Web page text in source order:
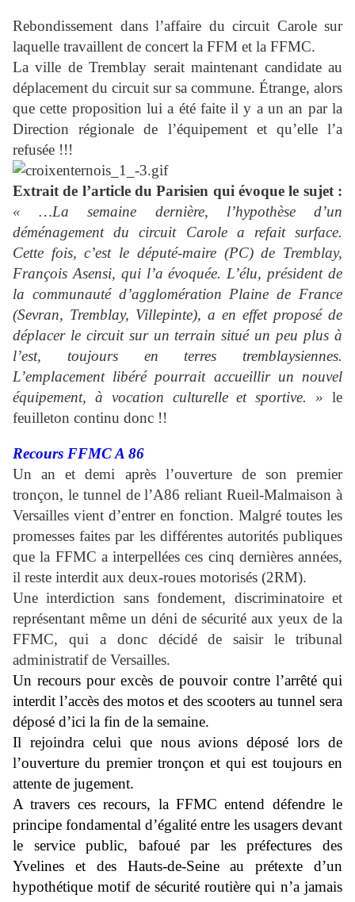
Rebondissement dans l’affaire du circuit Carole sur
laquelle travaillent de concert la FFM et la FFMC.
La ville de Tremblay serait maintenant candidate au
déplacement du circuit sur sa commune. Étrange, alors
que cette proposition lui a été faite il y a un an par la
Direction régionale de l’équipement et qu’elle l’a
refusée !!!
Extrait de l’article du Parisien qui évoque le sujet :
« …La semaine dernière, l’hypothèse d’un
déménagement du circuit Carole a refait surface.
Cette fois, c’est le député-maire (PC) de Tremblay,
François Asensi, qui l’a évoquée. L’élu, président de
la communauté d’agglomération Plaine de France
(Sevran, Tremblay, Villepinte), a en effet proposé de
déplacer le circuit sur un terrain situé un peu plus à
l’est, toujours en terres tremblaysiennes.
L’emplacement libéré pourrait accueillir un nouvel
équipement, à vocation culturelle et sportive. » le
feuilleton continu donc !!
Recours FFMC A 86
Un an et demi après l’ouverture de son premier
tronçon, le tunnel de l’A86 reliant Rueil-Malmaison à
Versailles vient d’entrer en fonction. Malgré toutes les
promesses faites par les différentes autorités publiques
que la FFMC a interpellées ces cinq dernières années,
il reste interdit aux deux-roues motorisés (2RM).
Une interdiction sans fondement, discriminatoire et
représentant même un déni de sécurité aux yeux de la
FFMC, qui a donc décidé de saisir le tribunal
administratif de Versailles.
Un recours pour excès de pouvoir contre l’arrêté qui
interdit l’accès des motos et des scooters au tunnel sera
déposé d’ici la fin de la semaine.
Il rejoindra celui que nous avions déposé lors de
l’ouverture du premier tronçon et qui est toujours en
attente de jugement.
A travers ces recours, la FFMC entend défendre le
principe fondamental d’égalité entre les usagers devant
le service public, bafoué par les préfectures des
Yvelines et des Hauts-de-Seine au prétexte d’un
hypothétique motif de sécurité routière qui n’a jamais